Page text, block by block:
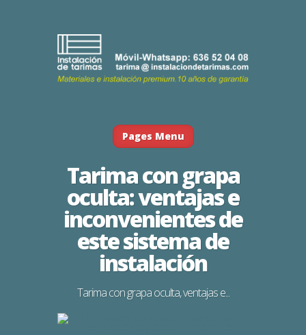
Pages Menu
Tarima con grapa
oculta: ventajas e
inconvenientes de
este sistema de
instalación
Tarima con grapa oculta, ventajas e...